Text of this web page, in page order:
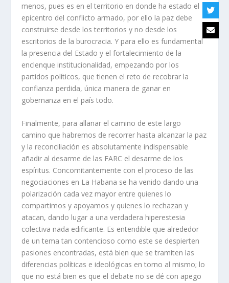
menos, pues es en el territorio en donde ha estado el
epicentro del conflicto armado, por ello la paz debe
construirse desde los territorios y no desde los
escritorios de la burocracia. Y para ello es fundamental
la presencia del Estado y el fortalecimiento de la
enclenque institucionalidad, empezando por los
partidos políticos, que tienen el reto de recobrar la
confianza perdida, única manera de ganar en
gobernanza en el país todo.
Finalmente, para allanar el camino de este largo
camino que habremos de recorrer hasta alcanzar la paz
y la reconciliación es absolutamente indispensable
añadir al desarme de las FARC el desarme de los
espíritus. Concomitantemente con el proceso de las
negociaciones en La Habana se ha venido dando una
polarización cada vez mayor entre quienes lo
compartimos y apoyamos y quienes lo rechazan y
atacan, dando lugar a una verdadera hiperestesia
colectiva nada edificante. Es entendible que alrededor
de un tema tan contencioso como este se despierten
pasiones encontradas, está bien que se tramiten las
diferencias políticas e ideológicas en torno al mismo; lo
que no está bien es que el debate no se dé con apego